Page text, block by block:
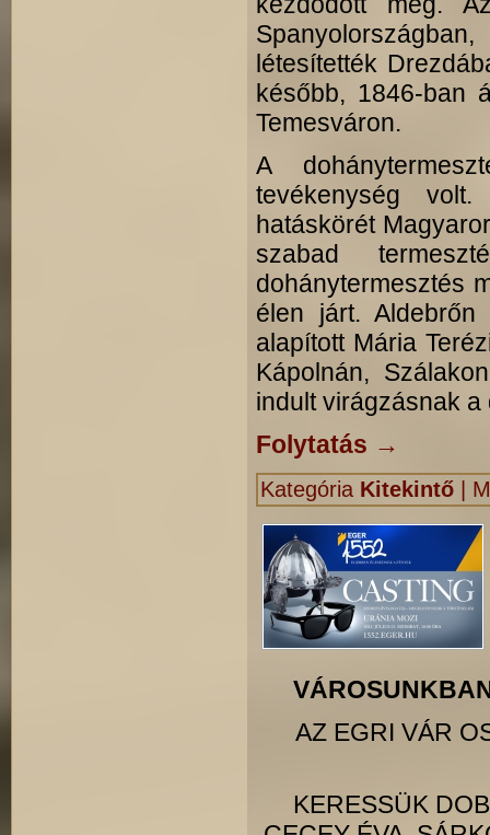
létesítették
később, 1846-ban
Temesváron.
A
tevékenység
hatáskörét
szabad
dohánytermesztés
élen járt. Aldebrőn
alapított Mária
Kápolnán,
indult virágzásnak
Folytatás →
Kategória Kitekintő
AZ EGRI VÁR
KERESSÜK